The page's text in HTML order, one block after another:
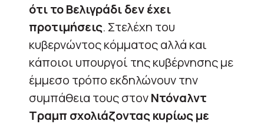
ότι το Βελιγράδι δεν έχει
προτιμήσεις. Στελέχη του
κυβερνώντος κόμματος αλλά και
κάποιοι υπουργοί της κυβέρνησης με
έμμεσο τρόπο εκδηλώνουν την
συμπάθεια τους στονΝτόναλντ
Τραμπ σχολιάζοντας κυρίως με